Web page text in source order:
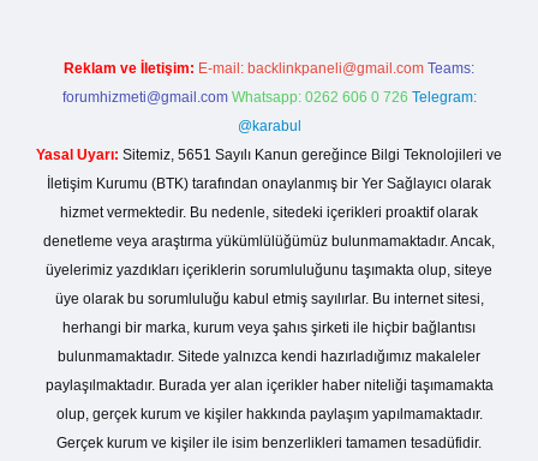
Reklam ve İletişim: E-mail: backlinkpaneli@gmail.com Teams:
forumhizmeti@gmail.com Whatsapp: 0262 606 0 726 Telegram:
@karabul
Yasal Uyarı: Sitemiz, 5651 Sayılı Kanun gereğince Bilgi Teknolojileri ve
İletişim Kurumu (BTK) tarafından onaylanmış bir Yer Sağlayıcı olarak
hizmet vermektedir. Bu nedenle, sitedeki içerikleri proaktif olarak
denetleme veya araştırma yükümlülüğümüz bulunmamaktadır. Ancak,
üyelerimiz yazdıkları içeriklerin sorumluluğunu taşımakta olup, siteye
üye olarak bu sorumluluğu kabul etmiş sayılırlar. Bu internet sitesi,
herhangi bir marka, kurum veya şahıs şirketi ile hiçbir bağlantısı
bulunmamaktadır. Sitede yalnızca kendi hazırladığımız makaleler
paylaşılmaktadır. Burada yer alan içerikler haber niteliği taşımamakta
olup, gerçek kurum ve kişiler hakkında paylaşım yapılmamaktadır.
Gerçek kurum ve kişiler ile isim benzerlikleri tamamen tesadüfidir.